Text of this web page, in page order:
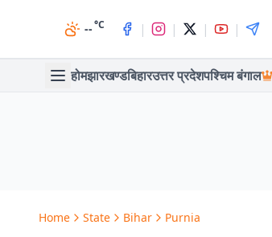
--°C | | | |
होमझारखण्डबिहारउत्तर प्रदेशपश्चिम बंगाल
Home State Bihar Purnia